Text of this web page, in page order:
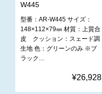
W445
型番：AR-W445 サイズ：
148×112×79㎜ 材質：上質合
皮 クッション：スェード調
生地 色：グリーンのみ ※ブ
ラック…
¥26,928